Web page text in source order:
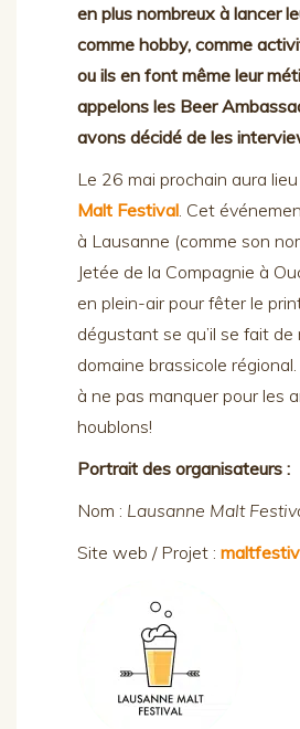
en plus nombreux à lancer
comme hobby, comme
ou ils en font même leur
appelons les Beer
avons décidé de les
Le 26 mai prochain aura lieu
Malt Festival . Cet
à Lausanne (comme son
Jetée de la Compagnie à
en plein-air pour fêter le
dégustant se qu’il se fait de
domaine brassicole
à ne pas manquer pour les
houblons!
Portrait des organisateurs :
Nom : Lausanne Malt
Site web / Projet :